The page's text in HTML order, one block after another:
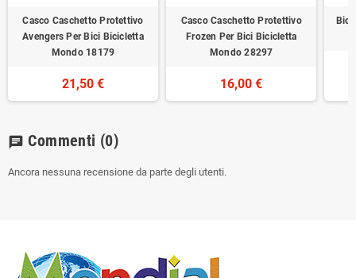
Casco Caschetto Protettivo
Avengers Per Bici Bicicletta
Mondo 18179
21,50 €
Casco Caschetto Protettivo
Frozen Per Bici Bicicletta
Mondo 28297
16,00 €
chat Commenti (0)
Ancora nessuna recensione da parte degli utenti.